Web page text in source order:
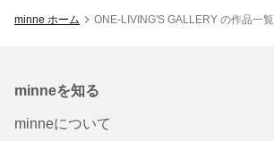
minne ホーム ONE-LIVING'S GALLERY の作品一覧
minneを知る
minneについて